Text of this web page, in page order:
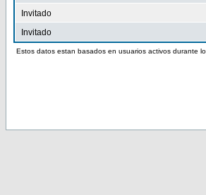
Invitado
Invitado
Estos datos estan basados en usuarios activos durante